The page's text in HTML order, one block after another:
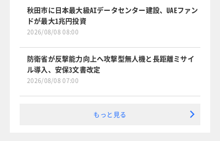
秋田市に日本最大級AIデータセンター建設、UAEファン
ドが最大1兆円投資
2026/08/08 08:00
防衛省が反撃能力向上へ攻撃型無人機と長距離ミサイ
ル導入、安保3文書改定
2026/08/08 07:00
もっと見る